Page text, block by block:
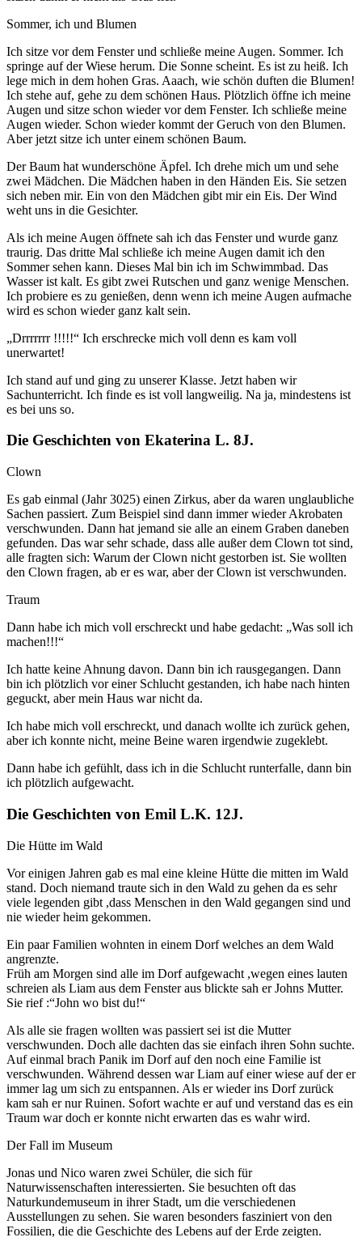
Sommer, ich und Blumen
Ich sitze vor dem Fenster und schließe meine Augen. Sommer. Ich
springe auf der Wiese herum. Die Sonne scheint. Es ist zu heiß. Ich
lege mich in dem hohen Gras. Aaach, wie schön duften die Blumen!
Ich stehe auf, gehe zu dem schönen Haus. Plötzlich öffne ich meine
Augen und sitze schon wieder vor dem Fenster. Ich schließe meine
Augen wieder. Schon wieder kommt der Geruch von den Blumen.
Aber jetzt sitze ich unter einem schönen Baum.
Der Baum hat wunderschöne Äpfel. Ich drehe mich um und sehe
zwei Mädchen. Die Mädchen haben in den Händen Eis. Sie setzen
sich neben mir. Ein von den Mädchen gibt mir ein Eis. Der Wind
weht uns in die Gesichter.
Als ich meine Augen öffnete sah ich das Fenster und wurde ganz
traurig. Das dritte Mal schließe ich meine Augen damit ich den
Sommer sehen kann. Dieses Mal bin ich im Schwimmbad. Das
Wasser ist kalt. Es gibt zwei Rutschen und ganz wenige Menschen.
Ich probiere es zu genießen, denn wenn ich meine Augen aufmache
wird es schon wieder ganz kalt sein.
„Drrrrrrr !!!!!“ Ich erschrecke mich voll denn es kam voll
unerwartet!
Ich stand auf und ging zu unserer Klasse. Jetzt haben wir
Sachunterricht. Ich finde es ist voll langweilig. Na ja, mindestens ist
es bei uns so.
Die Geschichten von Ekaterina L. 8J.
Clown
Es gab einmal (Jahr 3025) einen Zirkus, aber da waren unglaubliche
Sachen passiert. Zum Beispiel sind dann immer wieder Akrobaten
verschwunden. Dann hat jemand sie alle an einem Graben daneben
gefunden. Das war sehr schade, dass alle außer dem Clown tot sind,
alle fragten sich: Warum der Clown nicht gestorben ist. Sie wollten
den Clown fragen, ab er es war, aber der Clown ist verschwunden.
Traum
Dann habe ich mich voll erschreckt und habe gedacht: „Was soll ich
machen!!!“
Ich hatte keine Ahnung davon. Dann bin ich rausgegangen. Dann
bin ich plötzlich vor einer Schlucht gestanden, ich habe nach hinten
geguckt, aber mein Haus war nicht da.
Ich habe mich voll erschreckt, und danach wollte ich zurück gehen,
aber ich konnte nicht, meine Beine waren irgendwie zugeklebt.
Dann habe ich gefühlt, dass ich in die Schlucht runterfalle, dann bin
ich plötzlich aufgewacht.
Die Geschichten von Emil L.K. 12J.
Die Hütte im Wald
Vor einigen Jahren gab es mal eine kleine Hütte die mitten im Wald
stand. Doch niemand traute sich in den Wald zu gehen da es sehr
viele legenden gibt ,dass Menschen in den Wald gegangen sind und
nie wieder heim gekommen.
Ein paar Familien wohnten in einem Dorf welches an dem Wald
angrenzte.
Früh am Morgen sind alle im Dorf aufgewacht ,wegen eines lauten
schreien als Liam aus dem Fenster aus blickte sah er Johns Mutter.
Sie rief :“John wo bist du!“
Als alle sie fragen wollten was passiert sei ist die Mutter
verschwunden. Doch alle dachten das sie einfach ihren Sohn suchte.
Auf einmal brach Panik im Dorf auf den noch eine Familie ist
verschwunden. Während dessen war Liam auf einer wiese auf der er
immer lag um sich zu entspannen. Als er wieder ins Dorf zurück
kam sah er nur Ruinen. Sofort wachte er auf und verstand das es ein
Traum war doch er konnte nicht erwarten das es wahr wird.
Der Fall im Museum
Jonas und Nico waren zwei Schüler, die sich für
Naturwissenschaften interessierten. Sie besuchten oft das
Naturkundemuseum in ihrer Stadt, um die verschiedenen
Ausstellungen zu sehen. Sie waren besonders fasziniert von den
Fossilien, die die Geschichte des Lebens auf der Erde zeigten.